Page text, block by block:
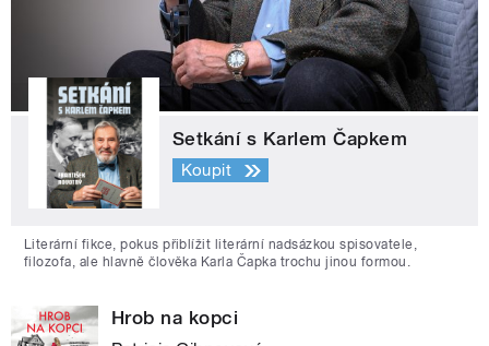
Setkání s Karlem Čapkem
Koupit
Literární fikce, pokus přiblížit literární nadsázkou spisovatele,
filozofa, ale hlavně člověka Karla Čapka trochu jinou formou.
Hrob na kopci